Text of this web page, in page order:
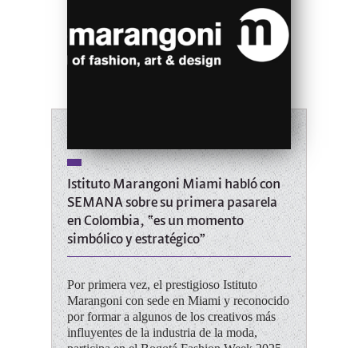
Istituto Marangoni Miami habló con
SEMANA sobre su primera pasarela
en Colombia, “es un momento
simbólico y estratégico”
Por primera vez, el prestigioso Istituto
Marangoni con sede en Miami y reconocido
por formar a algunos de los creativos más
influyentes de la industria de la moda,